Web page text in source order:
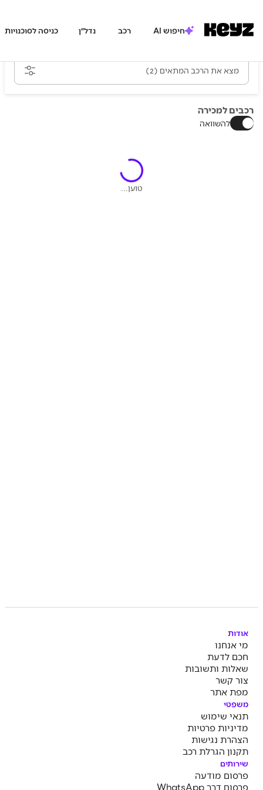
חיפוש AI רכב נדל״ן כניסה לסוכנויות
מצא את הרכב המתאים (2)
רכבים למכירה
להשוואה
טוען...
אודות
מי אנחנו
חכם לדעת
שאלות ותשובות
צור קשר
מפת אתר
משפטי
תנאי שימוש
מדיניות פרטיות
הצהרת נגישות
תקנון הגרלת רכב
שירותים
פרסום מודעה
פרסום דרך WhatsApp